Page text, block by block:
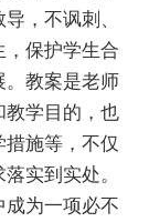
，不讽刺、
，保护学生合
。教案是老师
教学目的，也
施等，不仅
实到实处。
成为一项必不